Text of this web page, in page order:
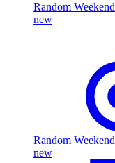
Random Weekend
new
Random Weekend
new